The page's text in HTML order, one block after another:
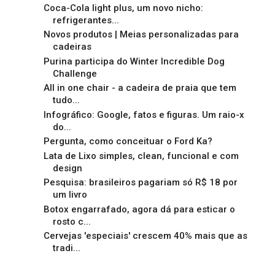
Coca-Cola light plus, um novo nicho:
refrigerantes...
Novos produtos | Meias personalizadas para
cadeiras
Purina participa do Winter Incredible Dog
Challenge
All in one chair - a cadeira de praia que tem
tudo...
Infográfico: Google, fatos e figuras. Um raio-x
do...
Pergunta, como conceituar o Ford Ka?
Lata de Lixo simples, clean, funcional e com
design
Pesquisa: brasileiros pagariam só R$ 18 por
um livro
Botox engarrafado, agora dá para esticar o
rosto c...
Cervejas 'especiais' crescem 40% mais que as
tradi...